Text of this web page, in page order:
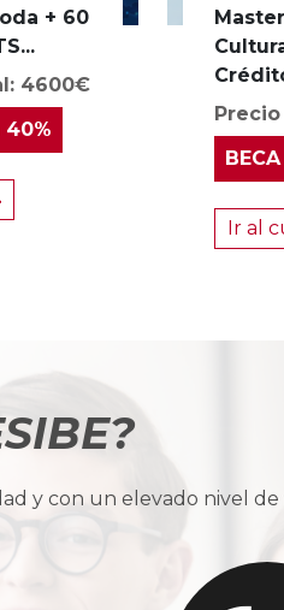
+ 60
4600€
BECA
Ir al
y con un elevado nivel de